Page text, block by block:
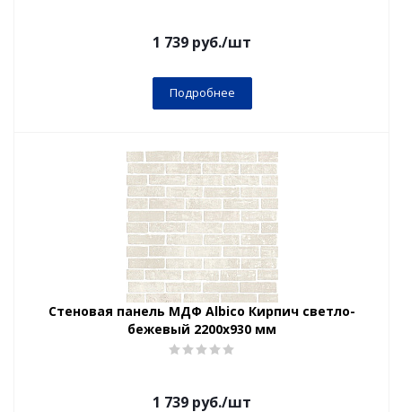
1 739 руб./шт
Подробнее
Стеновая панель МДФ Albico Кирпич светло-
бежевый 2200х930 мм
1 739 руб./шт